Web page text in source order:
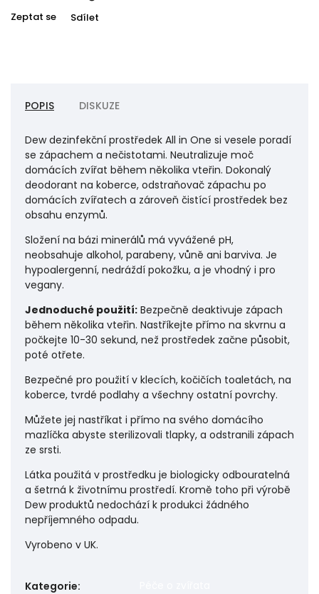
Zeptat se Sdílet
POPIS DISKUZE
Dew dezinfekční prostředek All in One si vesele poradí
se zápachem a nečistotami. Neutralizuje moč
domácích zvířat během několika vteřin. Dokonalý
deodorant na koberce, odstraňovač zápachu po
domácích zvířatech a zároveň čistící prostředek bez
obsahu enzymů.
Složení na bázi minerálů má vyvážené pH,
neobsahuje alkohol, parabeny, vůně ani barviva. Je
hypoalergenní, nedráždí pokožku, a je vhodný i pro
vegany.
Jednoduché použití: Bezpečně deaktivuje zápach
během několika vteřin. Nastříkejte přímo na skvrnu a
počkejte 10-30 sekund, než prostředek začne působit,
poté otřete.
Bezpečné pro použití v klecích, kočičích toaletách, na
koberce, tvrdé podlahy a všechny ostatní povrchy.
Můžete jej nastříkat i přímo na svého domácího
mazlíčka abyste sterilizovali tlapky, a odstranili zápach
ze srsti.
Látka použitá v prostředku je biologicky odbouratelná
a šetrná k životnímu prostředí. Kromě toho při výrobě
Dew produktů nedochází k produkci žádného
nepříjemného odpadu.
Vyrobeno v UK.
Kategorie: